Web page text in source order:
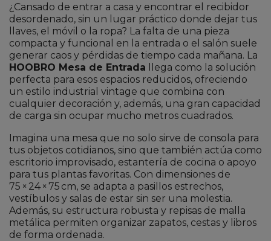
¿Cansado de entrar a casa y encontrar el recibidor
desordenado, sin un lugar práctico donde dejar tus
llaves, el móvil o la ropa? La falta de una pieza
compacta y funcional en la entrada o el salón suele
generar caos y pérdidas de tiempo cada mañana. La
HOOBRO Mesa de Entrada llega como la solución
perfecta para esos espacios reducidos, ofreciendo
un estilo industrial vintage que combina con
cualquier decoración y, además, una gran capacidad
de carga sin ocupar mucho metros cuadrados.
Imagina una mesa que no solo sirve de consola para
tus objetos cotidianos, sino que también actúa como
escritorio improvisado, estantería de cocina o apoyo
para tus plantas favoritas. Con dimensiones de
75 × 24 × 75 cm, se adapta a pasillos estrechos,
vestíbulos y salas de estar sin ser una molestia.
Además, su estructura robusta y repisas de malla
metálica permiten organizar zapatos, cestas y libros
de forma ordenada.